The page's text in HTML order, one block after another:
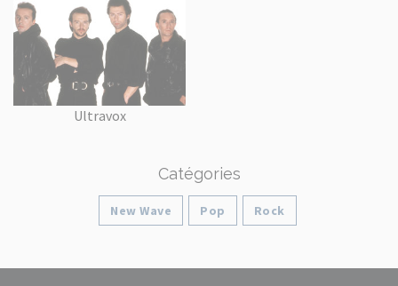
Ultravox
Catégories
New Wave Pop Rock